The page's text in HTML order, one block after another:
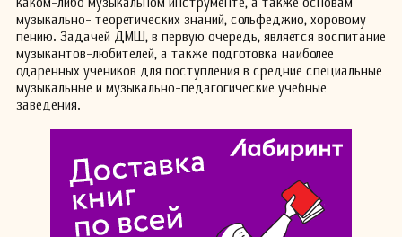
музыкально- теоретических знаний, сольфеджио, хоровому
пению. Задачей ДМШ, в первую очередь, является воспитание
музыкантов-любителей, а также подготовка наиболее
одаренных учеников для поступления в средние специальные
музыкальные и музыкально-педагогические учебные
заведения.